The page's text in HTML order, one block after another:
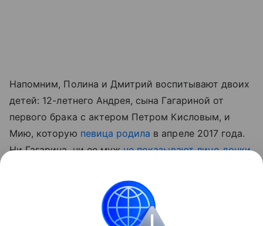
Напомним, Полина и Дмитрий воспитывают двоих
детей: 12-летнего Андрея, сына Гагариной от
первого брака с актером Петром Кисловым, и
Мию, которую певица родила в апреле 2017 года.
Ни Гагарина, ни ее мужне показывают лицо дочки
Детский день рождения. Как это